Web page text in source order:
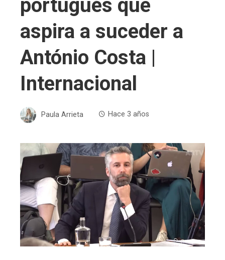
portugués que
aspira a suceder a
António Costa |
Internacional
Paula Arrieta Hace 3 años